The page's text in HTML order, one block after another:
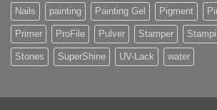
Nails painting Painting Gel Pigment
Primer ProFile Pulver Stamper
Stones SuperShine UV-Lack water